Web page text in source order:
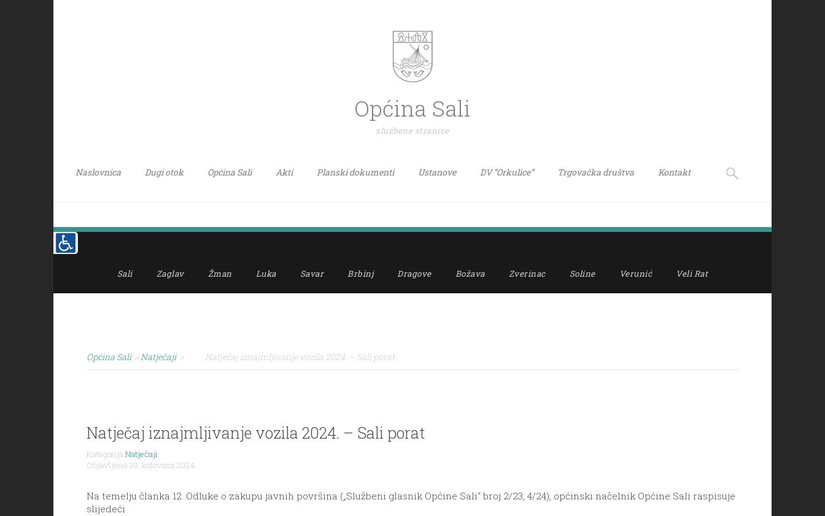
Općina Sali
službene stranice
Naslovnica Dugi otok Općina Sali Akti Planski dokumenti Ustanove DV “Orkulice” Trgovačka društva Kontakt
Sali Zaglav Žman Luka Savar Brbinj Dragove Božava Zverinac Soline Verunić Veli Rat
Općina Sali > Natječaji > Natječaj iznajmljivanje vozila 2024. – Sali porat
Natječaj iznajmljivanje vozila 2024. – Sali porat
KategorijaNatječaji,
Objavljeno 30. kolovoza 2024.
Na temelju članka 12. Odluke o zakupu javnih površina („Službeni glasnik Općine Sali“ broj 2/23, 4/24), općinski načelnik Općine Sali raspisuje
slijedeći